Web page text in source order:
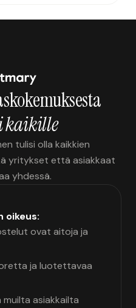
kaikille
tulisi olla kaikkien
yritykset että asiakkaat
yhdessä.
oikeus:
ovat aitoja ja
ja luotettavaa
muilta asiakkailta